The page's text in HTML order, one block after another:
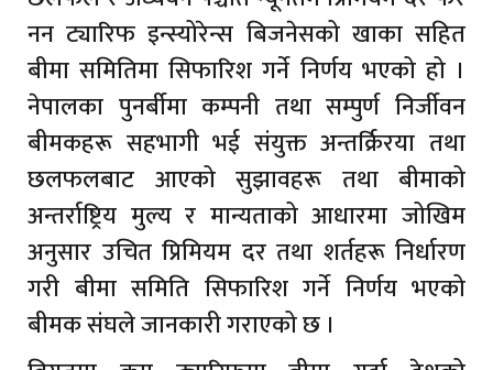
नन ट्यारिफ इन्स्योरेन्स बिजनेसको खाका सहित
बीमा समितिमा सिफारिश गर्ने निर्णय भएको हो ।
नेपालका पुनर्बीमा कम्पनी तथा सम्पुर्ण निर्जीवन
बीमकहरू सहभागी भई संयुक्त अन्तर्क्रिरया तथा
छलफलबाट आएको सुझावहरू तथा बीमाको
अन्तर्राष्ट्रिय मुल्य र मान्यताको आधारमा जोखिम
अनुसार उचित प्रिमियम दर तथा शर्तहरू निर्धारण
गरी बीमा समिति सिफारिश गर्ने निर्णय भएको
बीमक संघले जानकारी गराएको छ ।